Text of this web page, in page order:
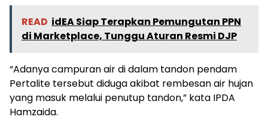
READ idEA Siap Terapkan Pemungutan PPN
di Marketplace, Tunggu Aturan Resmi DJP
“Adanya campuran air di dalam tandon pendam
Pertalite tersebut diduga akibat rembesan air hujan
yang masuk melalui penutup tandon,” kata IPDA
Hamzaida.